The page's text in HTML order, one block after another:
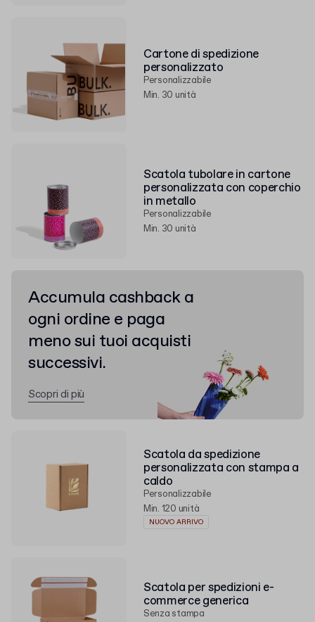
Cartone di spedizione
personalizzato
Personalizzabile
Min. 30 unità
Scatola tubolare in cartone
personalizzata con coperchio
in metallo
Personalizzabile
Min. 30 unità
Scatola da spedizione
personalizzata con stampa a
caldo
Personalizzabile
Min. 120 unità
NUOVO ARRIVO
Scatola per spedizioni e-
commerce generica
Senza stampa
Accumula cashback a
ogni ordine e paga
meno sui tuoi acquisti
successivi.
Scopri di più